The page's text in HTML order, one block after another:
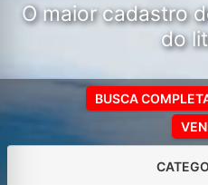
O maior cadastro
do
BUSCA